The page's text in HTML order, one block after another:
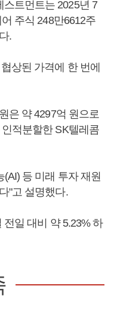
트먼트는 2025년 7
주식 248만6612주
.
상된 가격에 한 번에
은 약 4297억 원으로
적분할한 SK텔레콤
등 미래 투자 재원
"고 설명했다.
일 대비 약 5.23% 하